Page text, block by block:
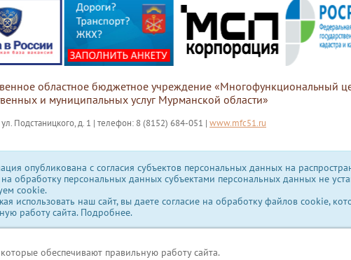
областное бюджетное учреждение «Многофункциональный
и муниципальных услуг Мурманской области»
ул. Подстаницкого, д. 1 | телефон: 8 (8152) 684-051 | www.mfc51.ru
опубликована с согласия субъектов персональных данных на
обработку персональных данных субъектами персональных данных не
сookie.
использовать наш сайт, вы даете согласие на обработку файлов cookie,
работу сайта. Подробнее.
обеспечивают правильную работу сайта.